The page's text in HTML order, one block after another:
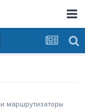
маршрутизаторы